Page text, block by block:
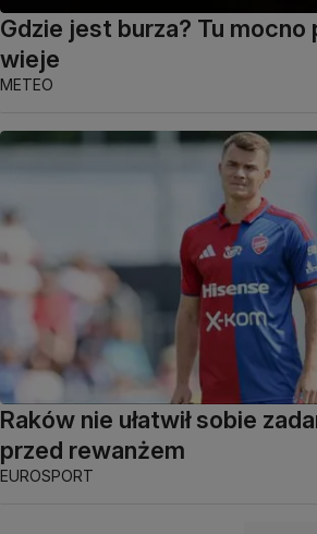
Gdzie jest burza? Tu mocno
wieje
METEO
Raków nie ułatwił sobie
przed rewanżem
EUROSPORT